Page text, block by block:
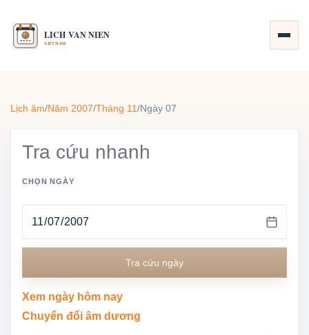
Lịch âm/Năm 2007/Tháng 11/Ngày 07
Tra cứu nhanh
CHỌN NGÀY
Tra cứu ngày
Xem ngày hôm nay
Chuyển đổi âm dương